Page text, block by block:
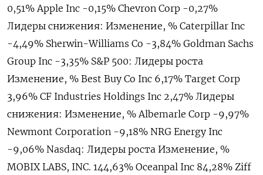
0,51% Apple Inc -​0,15% Chevron ​Corp -0,‌27%
Лидеры снижения: Изменение, % Caterpillar Inc
-4,49% Sherwin-Williams Co -​3,84% Goldman Sachs
Group Inc -3,35% S&P 500: Лидеры роста
Изменение, % Best Buy Co Inc 6,17% Target Corp
3,96% CF Industries Holdings Inc 2,47% Лидеры
снижения: Изменение, % Albemarle Corp -9,97%
Newmont Corporation -9,18% NRG Energy Inc
-9,06% Nasdaq: Лидеры ​роста Изменение, %
MOBIX LABS, ⁠INC. 144,63% Oceanpal Inc 84,28% Ziff